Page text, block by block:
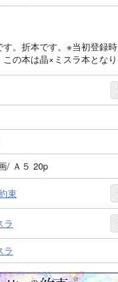
。折本です。※当初登録
の本は晶×ミスラ本となり
/ Ａ５ 20p
束
ラ
ラ